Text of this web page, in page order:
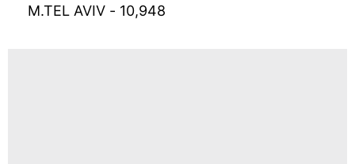
M.TEL AVIV - 10,948